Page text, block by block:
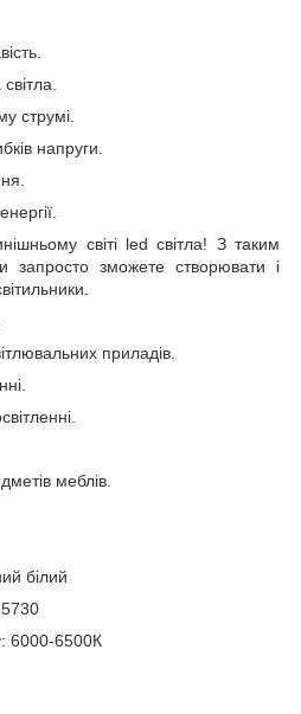
струмі.
напруги.
світі led світла! З таким
запросто зможете створювати і
приладів.
меблів.
білий
6000-6500К